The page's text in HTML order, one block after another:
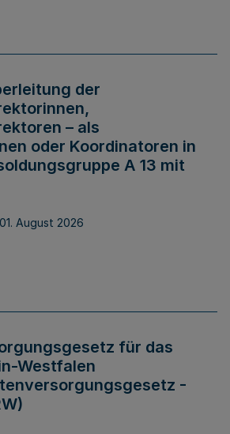
der
– als
oder Koordinatoren in
A 13 mit
August 2026
für das
Westfalen
-